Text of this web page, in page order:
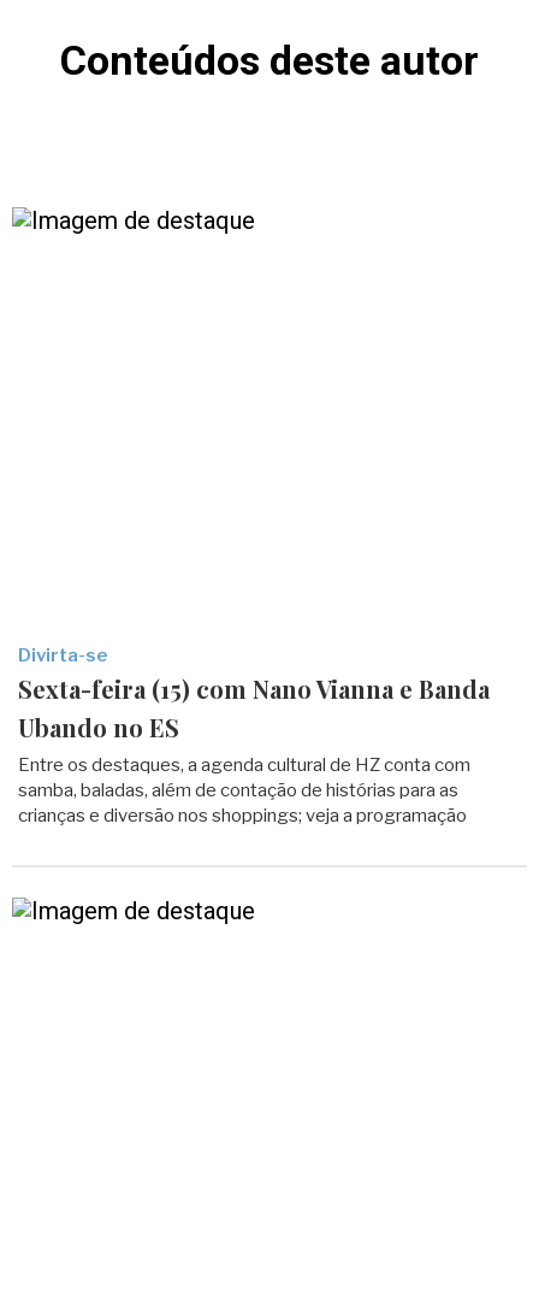
Conteúdos deste autor
Divirta-se
Sexta-feira (15) com Nano Vianna e Banda
Ubando no ES
Entre os destaques, a agenda cultural de HZ conta com
samba, baladas, além de contação de histórias para as
crianças e diversão nos shoppings; veja a programação